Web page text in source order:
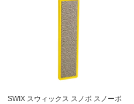
SWIX スウィックス スノボ スノーボ